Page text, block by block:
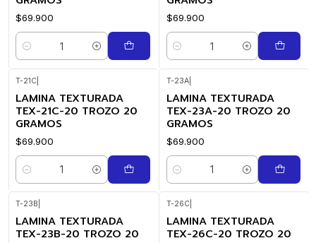
$69.900
Cantidad
$69.900
Cantidad
T-21C
LAMINA TEXTURADA
TEX-21C-20 TROZO 20
GRAMOS
$69.900
Cantidad
T-23A|
LAMINA TEXTURADA
TEX-23A-20 TROZO 20
GRAMOS
$69.900
Cantidad
T-23B
LAMINA TEXTURADA
TEX-23B-20 TROZO 20
T-26C|
LAMINA TEXTURADA
TEX-26C-20 TROZO 20